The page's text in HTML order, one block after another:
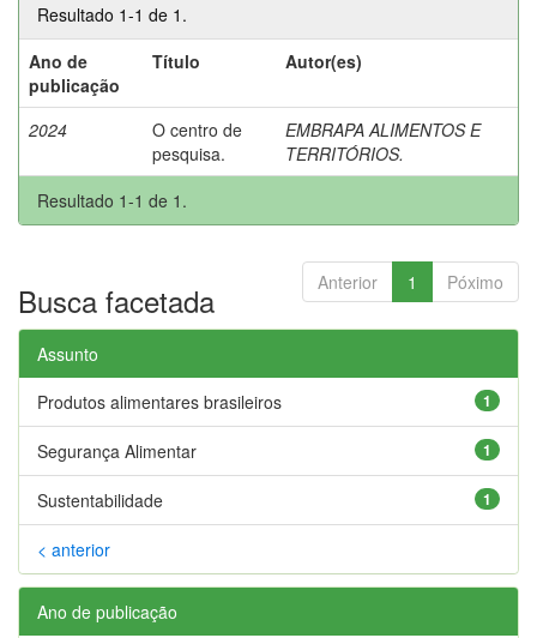
Resultado 1-1 de 1.
Ano de
publicação
Título Autor(es)
2024
O centro de
pesquisa.
EMBRAPA ALIMENTOS E
TERRITÓRIOS.
Resultado 1-1 de 1.
Anterior 1 Póximo
Busca facetada
Assunto
1
Produtos alimentares brasileiros
1
Segurança Alimentar
1
Sustentabilidade
< anterior
Ano de publicação